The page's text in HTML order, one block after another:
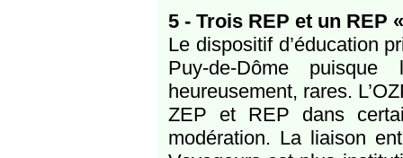
5 - Trois REP et un REP
Le dispositif d’éducation
Puy-de-Dôme
heureusement, rares.
ZEP et REP dans
modération. La liaison